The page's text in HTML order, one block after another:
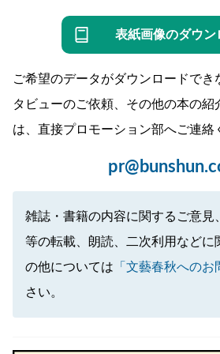
表紙画像のダウン
ご希望のデータがダウンロードでき
タビューのご依頼、その他の本の紹
は、直接プロモーション部へご連絡
雑誌・書籍の内容に関するご意見
等の転載、朗読、二次利用などに
の他については 「文藝春秋へのお
さい。